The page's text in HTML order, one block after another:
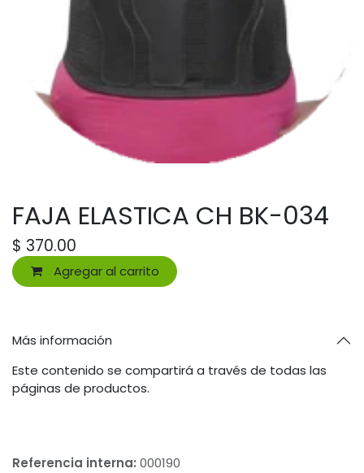
FAJA ELASTICA CH BK-034
$ 370.00
Agregar al carrito
Más información
Este contenido se compartirá a través de todas las
páginas de productos.
Referencia interna: 000190